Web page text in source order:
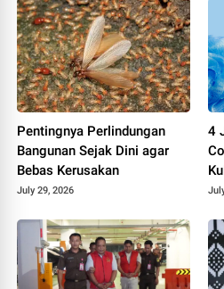
Pentingnya Perlindungan
Bangunan Sejak Dini agar
Bebas Kerusakan
July 29, 2026
4